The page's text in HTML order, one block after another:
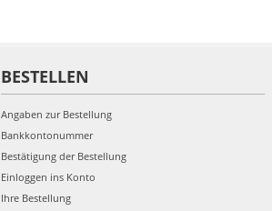
BESTELLEN
Angaben zur Bestellung
Bankkontonummer
Bestätigung der Bestellung
Einloggen ins Konto
Ihre Bestellung